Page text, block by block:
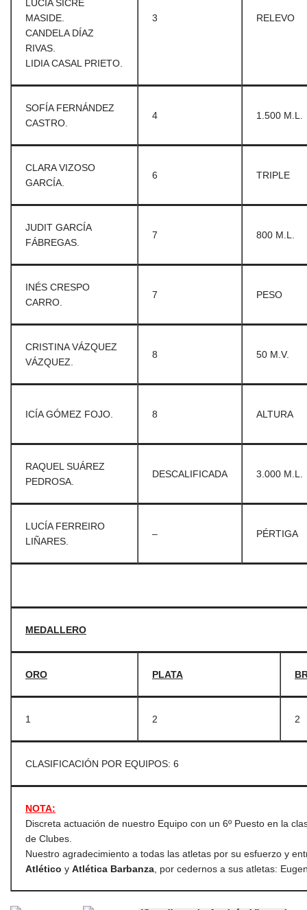
LUCÍA SICRE
MASIDE.
CANDELA DÍAZ
RIVAS.
LIDIA CASAL PRIETO.
3 RELEVO
SOFÍA FERNÁNDEZ
CASTRO.
4 1.500 M.L.
CLARA VIZOSO
GARCÍA.
6 TRIPLE
JUDIT GARCÍA
FÁBREGAS.
7 800 M.L.
INÉS CRESPO
CARRO.
7 PESO
CRISTINA VÁZQUEZ
VÁZQUEZ.
8 50 M.V.
ICÍA GÓMEZ FOJO. 8 ALTURA
RAQUEL SUÁREZ
PEDROSA.
DESCALIFICADA 3.000 M.L.
LUCÍA FERREIRO
LIÑARES.
– PÉRTIGA
MEDALLERO
ORO PLATA
1 2 2
CLASIFICACIÓN POR EQUIPOS: 6
NOTA:
Discreta actuación de nuestro Equipo con un 6º Puesto en la
de Clubes.
Nuestro agradecimiento a todas las atletas por su esfuerzo y
Atlético y Atlética Barbanza , por cedernos a sus atletas: